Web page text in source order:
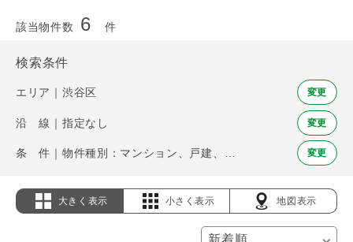
該当物件数 6 件
検索条件
エリア｜渋谷区 変更
沿 線｜指定なし 変更
変更
大きく表示 小さく表示 地図表示